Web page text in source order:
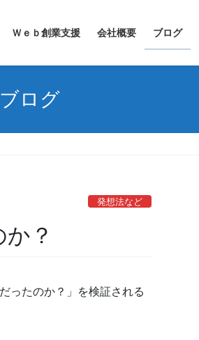
Ｗｅｂ創業支援 会社概要 ブログ
ブログ
発想法など
？
ったのか？」を検証される